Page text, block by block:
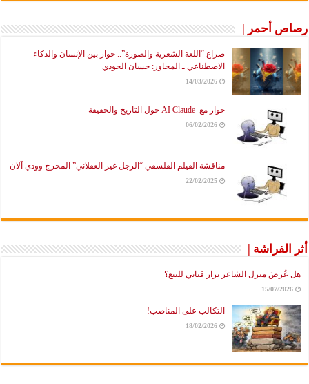
رصاص أحمر |
صراع “اللغة الشعرية والصورة”.. حوار بين الإنسان والذكاء
الاصطناعي ـ المحاور: حسان الجودي
14/03/2026
حوار مع AI Claude حول التاريخ والحقيقة
06/02/2026
مناقشة الفيلم الفلسفي “الرجل غير العقلاني” المخرج وودي آلان
22/02/2025
أثر الفراشة |
هل عُرضَ منزل الشاعر نزار قباني للبيع؟
15/07/2026
التكالب على المناصب!
18/02/2026